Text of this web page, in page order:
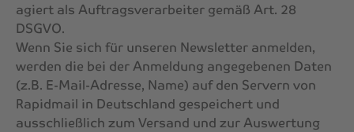
agiert als Auftragsverarbeiter gemäß Art. 28
DSGVO.
Wenn Sie sich für unseren Newsletter anmelden,
werden die bei der Anmeldung angegebenen Daten
(z.B. E-Mail-Adresse, Name) auf den Servern von
Rapidmail in Deutschland gespeichert und
ausschließlich zum Versand und zur Auswertung